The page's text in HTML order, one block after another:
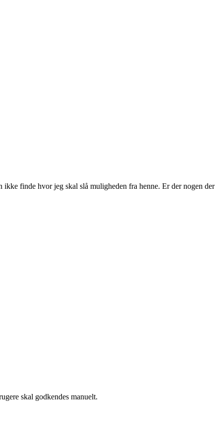
finde hvor jeg skal slå muligheden fra henne. Er der nogen der
skal godkendes manuelt.